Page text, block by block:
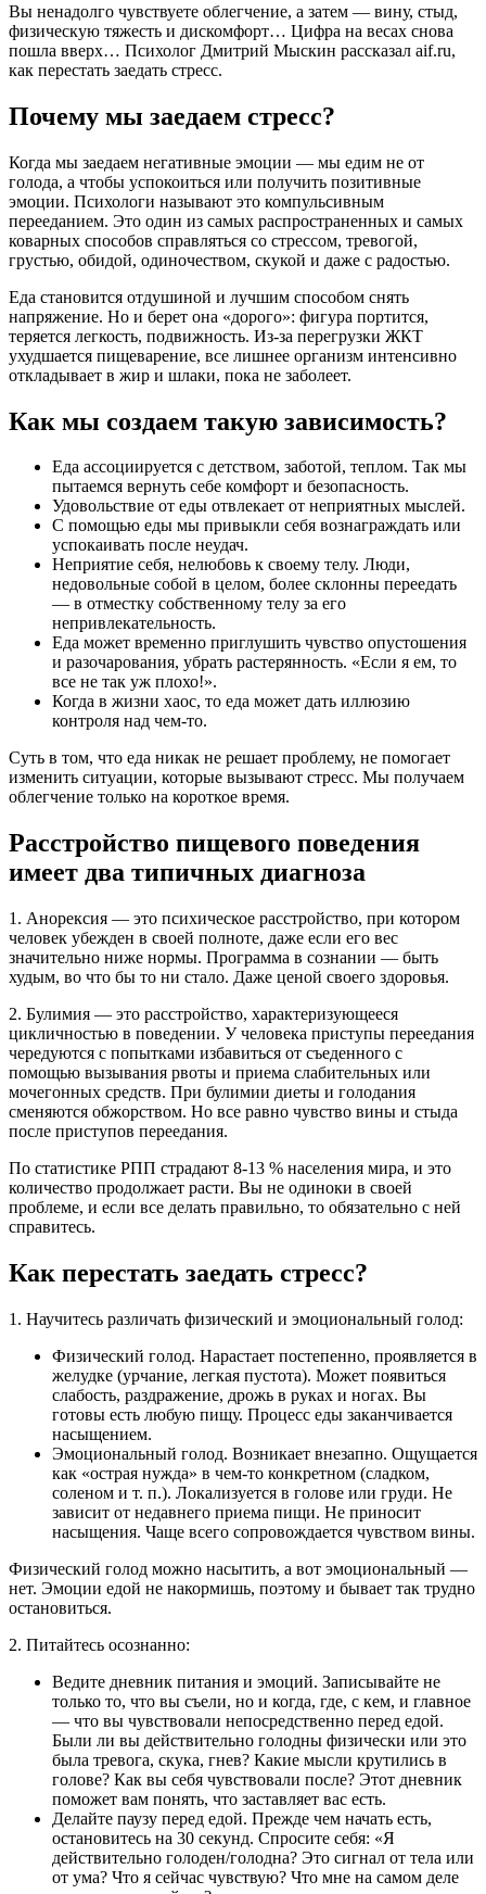
Вы ненадолго чувствуете облегчение, а затем — вину, стыд,
физическую тяжесть и дискомфорт… Цифра на весах снова
пошла вверх… Психолог Дмитрий Мыскин рассказал aif.ru,
как перестать заедать стресс.
Почему мы заедаем стресс?
Когда мы заедаем негативные эмоции — мы едим не от
голода, а чтобы успокоиться или получить позитивные
эмоции. Психологи называют это компульсивным
перееданием. Это один из самых распространенных и самых
коварных способов справляться со стрессом, тревогой,
грустью, обидой, одиночеством, скукой и даже с радостью.
Еда становится отдушиной и лучшим способом снять
напряжение. Но и берет она «дорого»: фигура портится,
теряется легкость, подвижность. Из-за перегрузки ЖКТ
ухудшается пищеварение, все лишнее организм интенсивно
откладывает в жир и шлаки, пока не заболеет.
Как мы создаем такую зависимость?
Еда ассоциируется с детством, заботой, теплом. Так мы
пытаемся вернуть себе комфорт и безопасность.
Удовольствие от еды отвлекает от неприятных мыслей.
С помощью еды мы привыкли себя вознаграждать или
успокаивать после неудач.
Неприятие себя, нелюбовь к своему телу. Люди,
недовольные собой в целом, более склонны переедать
— в отместку собственному телу за его
непривлекательность.
Еда может временно приглушить чувство опустошения
и разочарования, убрать растерянность. «Если я ем, то
все не так уж плохо!».
Когда в жизни хаос, то еда может дать иллюзию
контроля над чем-то.
Суть в том, что еда никак не решает проблему, не помогает
изменить ситуации, которые вызывают стресс. Мы получаем
облегчение только на короткое время.
Расстройство пищевого поведения
имеет два типичных диагноза
1. Анорексия — это психическое расстройство, при котором
человек убежден в своей полноте, даже если его вес
значительно ниже нормы. Программа в сознании — быть
худым, во что бы то ни стало. Даже ценой своего здоровья.
2. Булимия — это расстройство, характеризующееся
цикличностью в поведении. У человека приступы переедания
чередуются с попытками избавиться от съеденного с
помощью вызывания рвоты и приема слабительных или
мочегонных средств. При булимии диеты и голодания
сменяются обжорством. Но все равно чувство вины и стыда
после приступов переедания.
По статистике РПП страдают 8-13 % населения мира, и это
количество продолжает расти. Вы не одиноки в своей
проблеме, и если все делать правильно, то обязательно с ней
справитесь.
Как перестать заедать стресс?
1. Научитесь различать физический и эмоциональный голод:
Физический голод. Нарастает постепенно, проявляется в
желудке (урчание, легкая пустота). Может появиться
слабость, раздражение, дрожь в руках и ногах. Вы
готовы есть любую пищу. Процесс еды заканчивается
насыщением.
Эмоциональный голод. Возникает внезапно. Ощущается
как «острая нужда» в чем-то конкретном (сладком,
соленом и т. п.). Локализуется в голове или груди. Не
зависит от недавнего приема пищи. Не приносит
насыщения. Чаще всего сопровождается чувством вины.
Физический голод можно насытить, а вот эмоциональный —
нет. Эмоции едой не накормишь, поэтому и бывает так трудно
остановиться.
2. Питайтесь осознанно:
Ведите дневник питания и эмоций. Записывайте не
только то, что вы съели, но и когда, где, с кем, и главное
— что вы чувствовали непосредственно перед едой.
Были ли вы действительно голодны физически или это
была тревога, скука, гнев? Какие мысли крутились в
голове? Как вы себя чувствовали после? Этот дневник
поможет вам понять, что заставляет вас есть.
Делайте паузу перед едой. Прежде чем начать есть,
остановитесь на 30 секунд. Спросите себя: «Я
действительно голоден/голодна? Это сигнал от тела или
от ума? Что я сейчас чувствую? Что мне на самом деле